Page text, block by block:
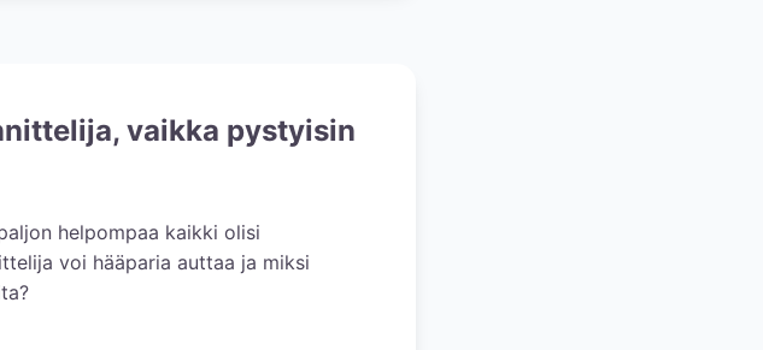
vaikka pystyisin
helpompaa kaikki olisi
voi hääparia auttaa ja miksi